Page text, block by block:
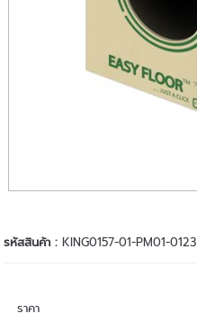
รหัสสินค้า :KING0157-01-PM01-0123
ราคา